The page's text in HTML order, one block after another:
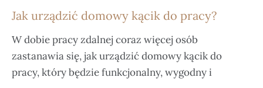
Jak urządzić domowy kącik do pracy?
W dobie pracy zdalnej coraz więcej osób
zastanawia się, jak urządzić domowy kącik do
pracy, który będzie funkcjonalny, wygodny i